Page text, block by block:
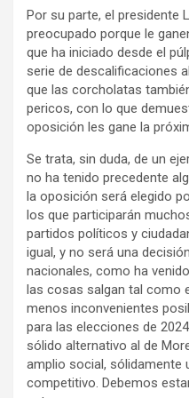
Por su parte, el presidente
preocupado porque le
que ha iniciado desde el
serie de descalificaciones
que las corcholatas
pericos, con lo que
oposición les gane la
Se trata, sin duda, de un
no ha tenido precedente
la oposición será elegido
los que participarán
partidos políticos y
igual, y no será una
nacionales, como ha
las cosas salgan tal como
menos inconvenientes
para las elecciones de
sólido alternativo al de
amplio social, sólidamente
competitivo. Debemos